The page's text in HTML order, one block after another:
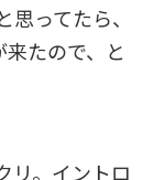
ってたら、
たので、と
リ。イントロ